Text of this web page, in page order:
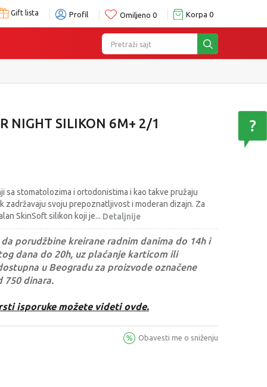
Gift lista Profil Omiljeno 0 Korpa 0
Pretraži sajt
NIGHT SILIKON 6M+ 2/1
sa stomatolozima i ortodonistima i kao takve pružaju
zadržavaju svoju prepoznatljivost i moderan dizajn. Za
SkinSoft silikon koji je... Detaljnije
porudžbine kreirane radnim danima do 14h i
dana do 20h, uz plaćanje karticom ili
u Beogradu za proizvode označene
750 dinara.
isporuke možete videti ovde.
Obavesti me o sniženju